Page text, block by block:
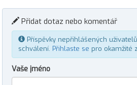
Přidat dotaz nebo komentář
Příspěvky nepřihlášených
schválení. Přihlaste se pro okamžité
Vaše jméno